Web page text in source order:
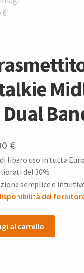
Dual
€.
€Il
prezzo
attuale
è:
117,00 €.
di libero uso in tutta
del 30%.
semplice e
del
al carrello